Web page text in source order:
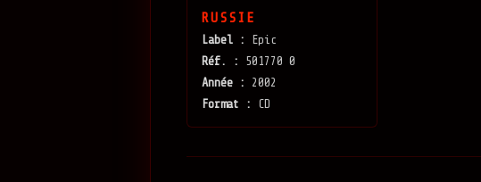
RUSSIE
Label :
Epic
Réf. :
501770 0
Année :
2002
Format :
CD